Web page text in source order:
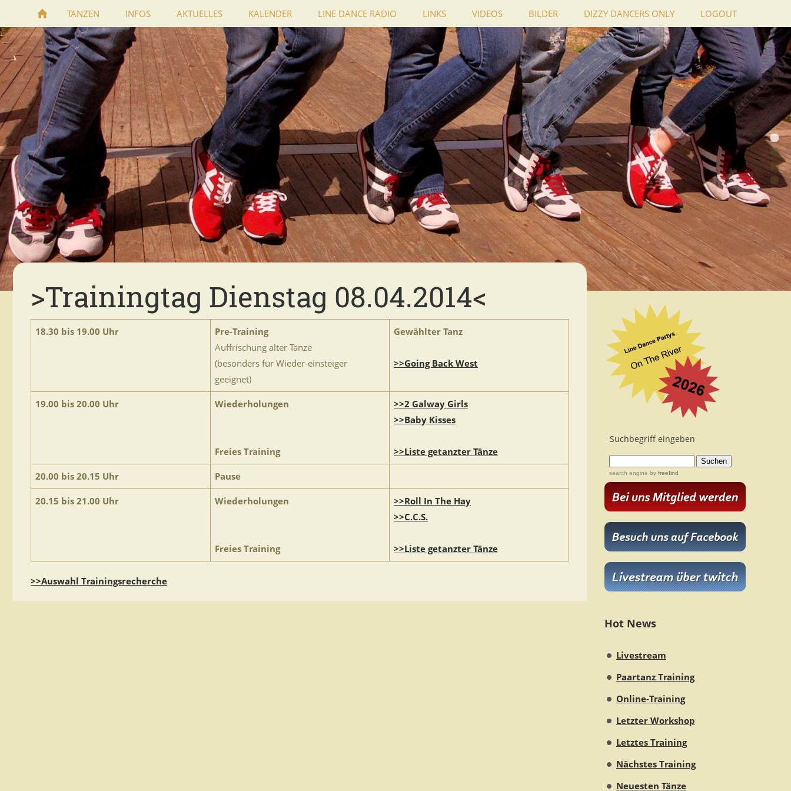
TANZEN INFOS AKTUELLES KALENDER LINE DANCE RADIO LINKS VIDEOS BILDER DIZZY DANCERS ONLY LOGOUT
>Trainingtag Dienstag 08.04.2014<
18.30 bis 19.00 Uhr
Pre-Training
Auffrischung alter Tänze
(besonders für Wieder-einsteiger
geeignet)
Gewählter Tanz
>>Going Back West
19.00 bis 20.00 Uhr Wiederholungen
Freies Training
>>2 Galway Girls
>>Baby Kisses
>>Liste getanzter Tänze
20.00 bis 20.15 Uhr Pause
20.15 bis 21.00 Uhr Wiederholungen
Freies Training
>>Roll In The Hay
>>C.C.S.
>>Liste getanzter Tänze
>>Auswahl Trainingsrecherche
...Suchbegriff eingeben
search engine by freefind
Hot News
Livestream
Paartanz Training
Online-Training
Letzter Workshop
Letztes Training
Nächstes Training
Neuesten Tänze